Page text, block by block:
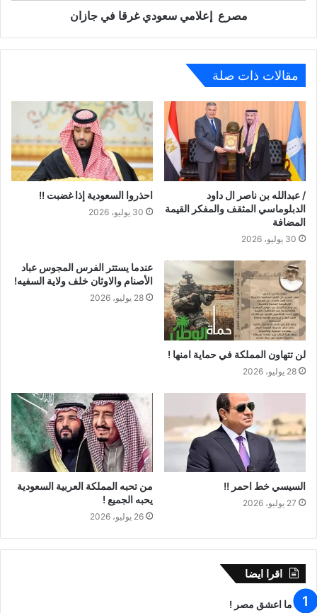
مصرع إعلامي سعودي غرقا في جازان
مقالات ذات صلة
/ عبدالله بن ناصر ال داود
الدبلوماسي المثقف والمفكر القيمة
المضافة
30 يوليو، 2026
احذروا السعودية إذا غضبت !!
30 يوليو، 2026
لن تتهاون المملكة في حماية امنها !
28 يوليو، 2026
عندما يستتر الفرس المجوس عباد
الأصنام والاوثان خلف ولاية السفيه!
28 يوليو، 2026
السيسي خط احمر !!
27 يوليو، 2026
من تحبه المملكة العربية السعودية
يحبه الجميع !
26 يوليو، 2026
اقرا ايضا
عندما اعشق مصر !